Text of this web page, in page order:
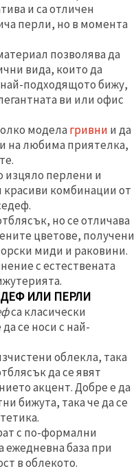
и са отличен
перли, но в момента
позволява да
вида, които да
подходящото бижу,
ви или офис
модела гривни и да
на любима приятелка,
изцяло перлени и
комбинации от
но се отличава
цветове, получени
миди и раковини.
с естествената
ИЛИ ПЕРЛИ
са класически
се носи с най-
облекла, така
да се явят
акцент. Добре е да
бижута, така че да се
с по-формални
ежедневна база при
в облекото.